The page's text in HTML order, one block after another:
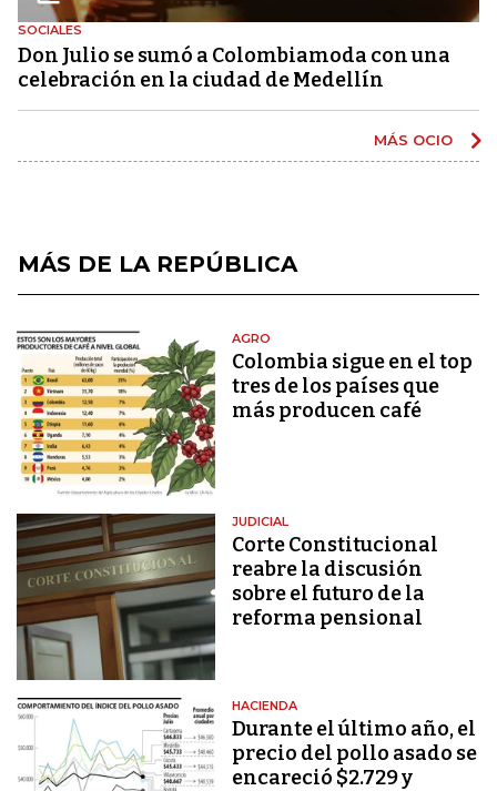
SOCIALES
Don Julio se sumó a Colombiamoda con una
celebración en la ciudad de Medellín
MÁS OCIO
MÁS DE LA REPÚBLICA
AGRO
Colombia sigue en el top
tres de los países que
más producen café
JUDICIAL
Corte Constitucional
reabre la discusión
sobre el futuro de la
reforma pensional
HACIENDA
Durante el último año, el
precio del pollo asado se
encareció $2.729 y